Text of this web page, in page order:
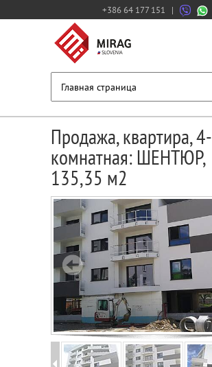
+386 64 177 151 |
Продажа, квартира, 4-
комнатная: ШЕНТЮР,
135,35 м2